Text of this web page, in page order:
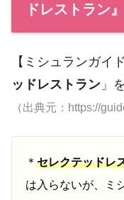
ドレストラン』
【ミシュランガイ
ッドレストラン 」
（出典元：https://
＊ セレクテッドレ
は入らないが、ミ